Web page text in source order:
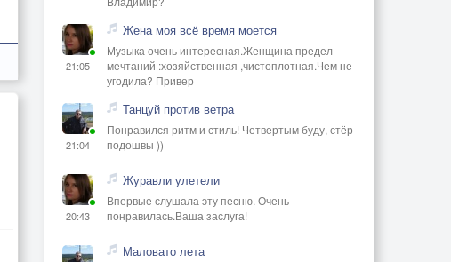
21:05
Жена моя всё время моется
Музыка очень интересная.Женщина предел
мечтаний :хозяйственная ,чистоплотная.Чем не
угодила? Привер
21:04
Танцуй против ветра
Понравился ритм и стиль! Четвертым буду, стёр
подошвы ))
20:43
Журавли улетели
Впервые слушала эту песню. Очень
понравилась.Ваша заслуга!
Маловато лета